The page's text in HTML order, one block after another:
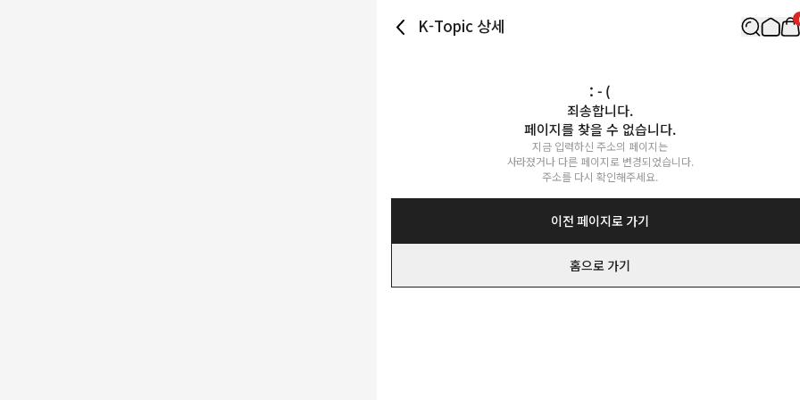
K-Topic 상세
: - (
죄송합니다.
페이지를 찾을 수 없습니다.
지금 입력하신 주소의 페이지는
사라졌거나 다른 페이지로 변경되었습니다.
주소를 다시 확인해주세요.
이전 페이지로 가기
홈으로 가기